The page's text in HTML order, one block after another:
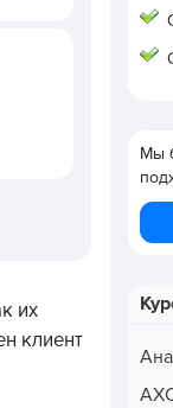
их
клиент
Мы